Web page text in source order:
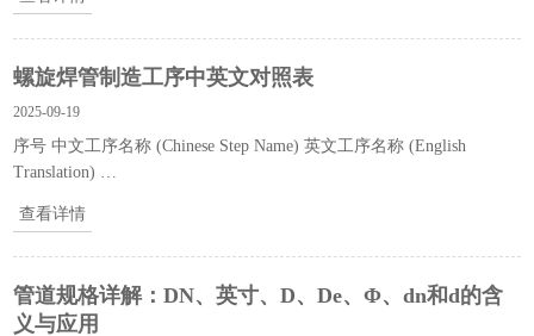
螺旋焊管制造工序中英文对照表
2025-09-19
序号 中文工序名称 (Chinese Step Name) 英文工序名称 (English
Translation) …
查看详情
管道规格详解：DN、英寸、D、De、Φ、dn和d的含
义与应用